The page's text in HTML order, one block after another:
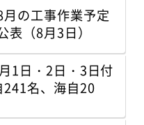
の工事作業予定
表（8月3日）
1日・2日・3日付
241名、海自20